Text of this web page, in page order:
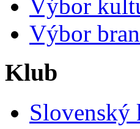
Výbor
Výbor
Klub
Slovenský